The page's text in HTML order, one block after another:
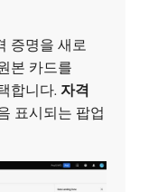
증명을 새로
본 카드를
합니다. 자격
표시되는 팝업